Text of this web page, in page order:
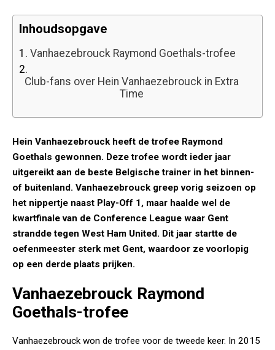
Inhoudsopgave
1. Vanhaezebrouck Raymond Goethals-trofee
2.
Club-fans over Hein Vanhaezebrouck in Extra
Time
Hein Vanhaezebrouck heeft de trofee Raymond
Goethals gewonnen. Deze trofee wordt ieder jaar
uitgereikt aan de beste Belgische trainer in het binnen-
of buitenland. Vanhaezebrouck greep vorig seizoen op
het nippertje naast Play-Off 1, maar haalde wel de
kwartfinale van de Conference League waar Gent
strandde tegen West Ham United. Dit jaar startte de
oefenmeester sterk met Gent, waardoor ze voorlopig
op een derde plaats prijken.
Vanhaezebrouck Raymond
Goethals-trofee
Vanhaezebrouck won de trofee voor de tweede keer. In 2015